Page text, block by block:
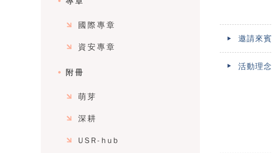
國際專章
資安專章
附冊
萌芽
深耕
USR-hub
邀請來賓
活動理念